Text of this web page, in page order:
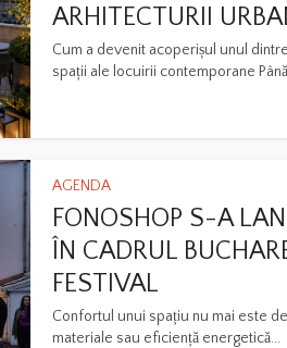
ARHITECTURII
Cum a devenit acoperișul unul
spații ale locuirii contemporane
AGENDA
FONOSHOP S-A
ÎN CADRUL
FESTIVAL
Confortul unui spațiu nu mai este
materiale sau eficiență energetică...